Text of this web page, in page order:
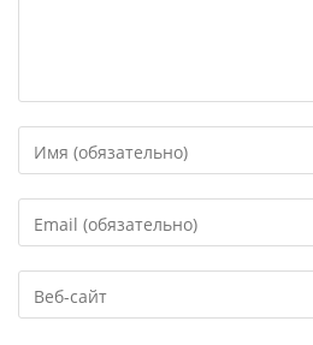
свое
или
имя
чтобы
прокомментировать
свой
адрес,
чтобы
URL